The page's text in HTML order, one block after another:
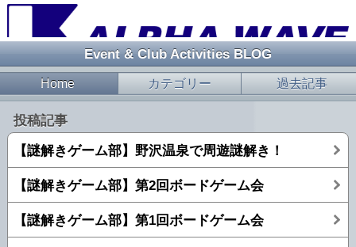
Event & Club Activities BLOG
Home カテゴリー 過去記事
投稿記事
【謎解きゲーム部】野沢温泉で周遊謎解き！
【謎解きゲーム部】第2回ボードゲーム会
【謎解きゲーム部】第1回ボードゲーム会